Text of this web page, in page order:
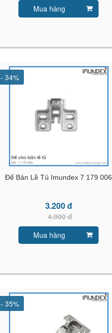
Mua hàng
- 34%
Đế Bản Lề Tủ Imundex 7 179 006
3.200 đ
4.900 đ
Mua hàng
- 35%